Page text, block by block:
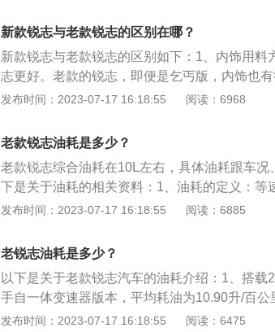
如果一旦更换低标号油后，可能会造成汽油提
于汽油的燃烧不完全，会导致积碳增多，从而
力下降、油耗升高等状况。
锐志的驱动技术：锐志是采用FR前置发动机后
N皇冠一样采用世界高级车主流FR前置发动机
自动变速箱这一最佳搭档，更令REIZ锐志实现
济性。
新款锐志与老款锐志的区别在哪？
新款锐志与老款锐志的区别如下：1、内饰用料
志更好。老款的锐志，即便是乞丐版，内饰也
动力调校方面：老款的要比新款的更好一些。
步的时候，整体感觉更舒服。3、马力方面：新
锐志马力较大。
发布时间：2023-07-17 16:18:55 阅读：6968
老款锐志油耗是多少？
老款锐志综合油耗在10L左右，具体油耗跟车况
下是关于油耗的相关资料：1、油耗的定义：等
辆在等速行驶燃料消耗量试验中得到的车辆百
厂家在客观环境中，用安装在车辆底盘的测功
定速度行驶，计算出车型的理论实验百公里油
车的油耗比较低，也能看出来这款车的发动机
术水平比较低，发动机的动力达不到，这样也
的车型性能也都比较高。
发布时间：2023-07-17 16:18:55 阅读：6885
老锐志油耗是多少？
以下是关于老款锐志汽车的油耗介绍：1、搭
手自一体变速器版本，平均耗油为10.90升/百
公里，共有2440位汽车车主参加测试。2、搭载
发布时间：2023-07-17 16:18:55 阅读：6475